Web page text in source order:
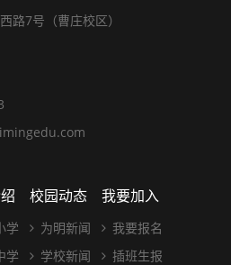
路7号（曹庄校区）
学
学
校园动态
为明新闻
学校新闻
我要加入
我要报名
插班生报